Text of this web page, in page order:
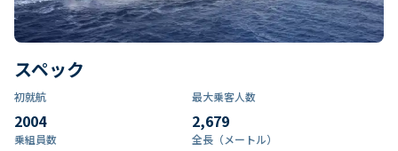
スペック
初就航
2004
最大乗客人数
2,679
乗組員数​ 全長（メートル）